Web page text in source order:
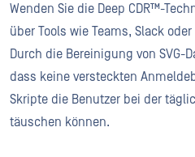
Wenden Sie die Deep CDR™-
über Tools wie Teams, Slack
Durch die Bereinigung von SVG-
dass keine versteckten
Skripte die Benutzer bei der
täuschen können.